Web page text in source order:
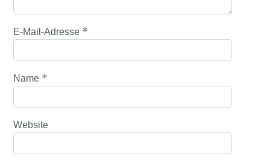
E-Mail-Adresse *
Name *
Website